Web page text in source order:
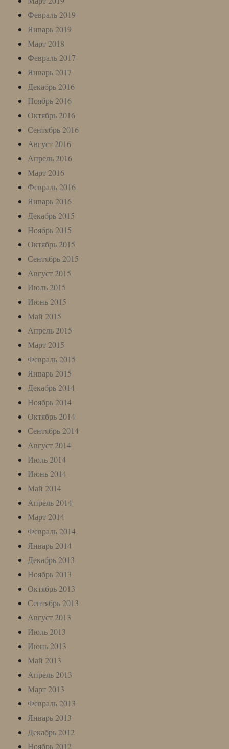
Февраль 2019
Январь 2019
Март 2018
Февраль 2017
Январь 2017
Декабрь 2016
Ноябрь 2016
Октябрь 2016
Сентябрь 2016
Август 2016
Апрель 2016
Март 2016
Февраль 2016
Январь 2016
Декабрь 2015
Ноябрь 2015
Октябрь 2015
Сентябрь 2015
Август 2015
Июль 2015
Июнь 2015
Май 2015
Апрель 2015
Март 2015
Февраль 2015
Январь 2015
Декабрь 2014
Ноябрь 2014
Октябрь 2014
Сентябрь 2014
Август 2014
Июль 2014
Июнь 2014
Май 2014
Апрель 2014
Март 2014
Февраль 2014
Январь 2014
Декабрь 2013
Ноябрь 2013
Октябрь 2013
Сентябрь 2013
Август 2013
Июль 2013
Июнь 2013
Май 2013
Апрель 2013
Март 2013
Февраль 2013
Январь 2013
Декабрь 2012
Ноябрь 2012